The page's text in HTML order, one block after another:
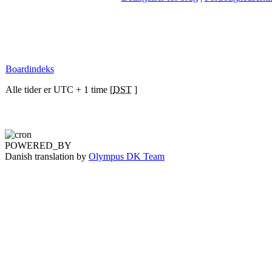
Boardindeks
Alle tider er UTC + 1 time [DST ]
POWERED_BY
Danish translation by Olympus DK Team